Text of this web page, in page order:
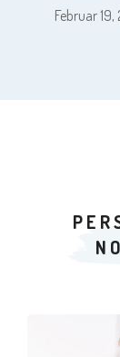
Februar